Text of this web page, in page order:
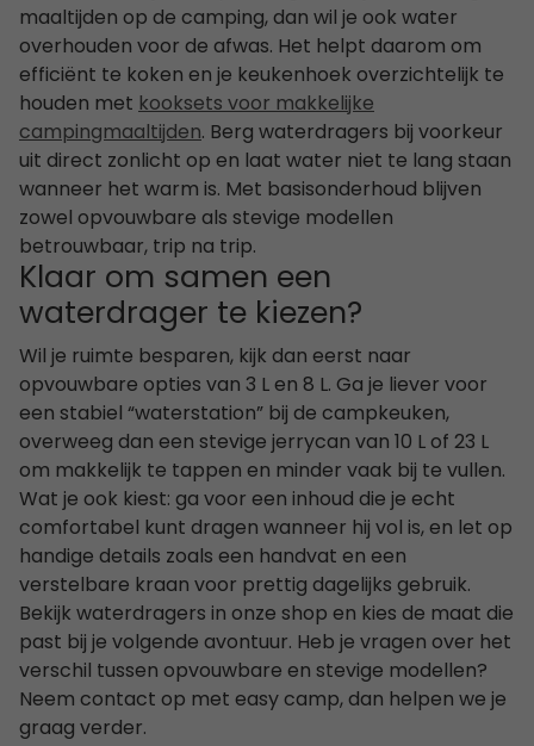
maaltijden op de camping, dan wil je ook water
overhouden voor de afwas. Het helpt daarom om
efficiënt te koken en je keukenhoek overzichtelijk te
houden metkooksets voor makkelijke
campingmaaltijden. Berg waterdragers bij voorkeur
uit direct zonlicht op en laat water niet te lang staan
wanneer het warm is. Met basisonderhoud blijven
zowel opvouwbare als stevige modellen
betrouwbaar, trip na trip.
Klaar om samen een
waterdrager te kiezen?
Wil je ruimte besparen, kijk dan eerst naar
opvouwbare opties van 3 L en 8 L. Ga je liever voor
een stabiel “waterstation” bij de campkeuken,
overweeg dan een stevige jerrycan van 10 L of 23 L
om makkelijk te tappen en minder vaak bij te vullen.
Wat je ook kiest: ga voor een inhoud die je echt
comfortabel kunt dragen wanneer hij vol is, en let op
handige details zoals een handvat en een
verstelbare kraan voor prettig dagelijks gebruik.
Bekijk waterdragers in onze shop en kies de maat die
past bij je volgende avontuur. Heb je vragen over het
verschil tussen opvouwbare en stevige modellen?
Neem contact op met easy camp, dan helpen we je
graag verder.